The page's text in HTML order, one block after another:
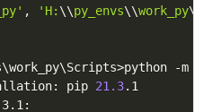
, 'H: \\py_envs\\work_py\\
\work_py\Scripts>python -m
pip 21.3.1